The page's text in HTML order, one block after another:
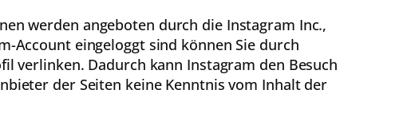
werden angeboten durch die Instagram Inc.,
Account eingeloggt sind können Sie durch
verlinken. Dadurch kann Instagram den Besuch
der Seiten keine Kenntnis vom Inhalt der